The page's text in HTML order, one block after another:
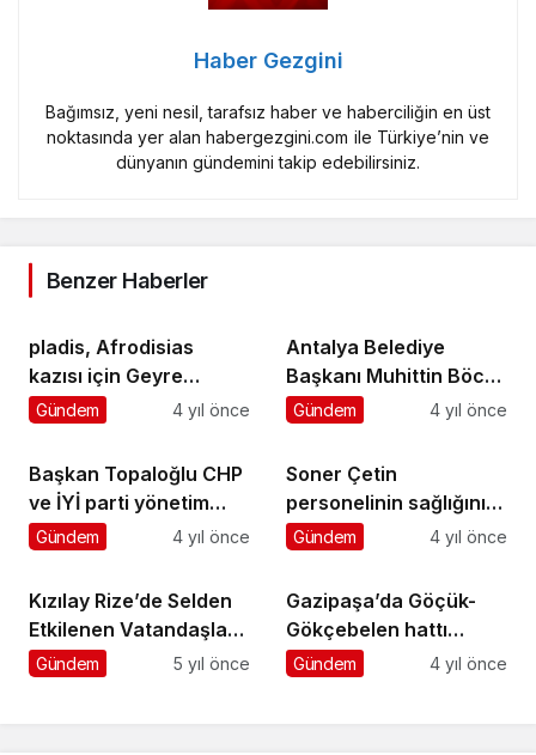
Haber Gezgini
Bağımsız, yeni nesil, tarafsız haber ve haberciliğin en üst
noktasında yer alan habergezgini.com ile Türkiye’nin ve
dünyanın gündemini takip edebilirsiniz.
Benzer Haberler
pladis, Afrodisias
kazısı için Geyre
Vakfı’na verdiği
turizme katkıda
bulunuyor
Gündem 4 yıl önce
Antalya Belediye
Başkanı Muhittin Böcek
Akseki’de muhtarları
Gündem 4 yıl önce
Başkan Topaloğlu CHP
ve İYİ parti yönetim
kurulu üyeleriyle
Gündem 4 yıl önce
Soner Çetin
personelinin sağlığını
düşünüyor
Gündem 4 yıl önce
Kızılay Rize’de Selden
Etkilenen Vatandaşlar
İçin Teyakkuzda
Gündem 5 yıl önce
Gazipaşa’da Göçük-
Gökçebelen hattı
asfaltlandı
Gündem 4 yıl önce